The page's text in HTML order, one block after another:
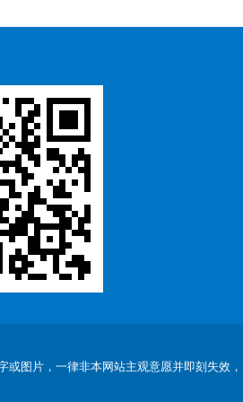
或图片，一律非本网站主观意愿并即刻失效，